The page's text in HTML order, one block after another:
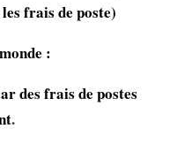
frais de poste)
:
des frais de postes
.